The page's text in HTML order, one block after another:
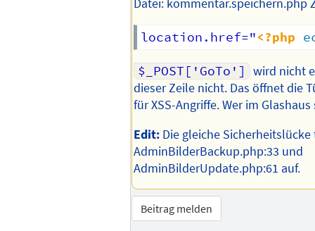
Datei: kommentar.speichern.php
location.href="<?php
$_POST['GoTo']
wird nicht
dieser Zeile nicht. Das öffnet die
für XSS-Angriffe. Wer im
Edit: Die gleiche
AdminBilderBackup.php:33 und
AdminBilderUpdate.php:61 auf.
Beitrag melden